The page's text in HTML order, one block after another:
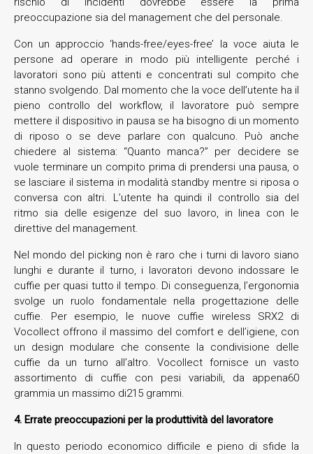
preoccupazione sia del management che del personale.
Con un approccio ‘hands-free/eyes-free’ la voce aiuta le
persone ad operare in modo più intelligente perché i
lavoratori sono più attenti e concentrati sul compito che
stanno svolgendo. Dal momento che la voce dell’utente ha il
pieno controllo del workflow, il lavoratore può sempre
mettere il dispositivo in pausa se ha bisogno di un momento
di riposo o se deve parlare con qualcuno. Può anche
chiedere al sistema: “Quanto manca?” per decidere se
vuole terminare un compito prima di prendersi una pausa, o
se lasciare il sistema in modalità standby mentre si riposa o
conversa con altri. L’utente ha quindi il controllo sia del
ritmo sia delle esigenze del suo lavoro, in linea con le
direttive del management.
Nel mondo del picking non è raro che i turni di lavoro siano
lunghi e durante il turno, i lavoratori devono indossare le
cuffie per quasi tutto il tempo. Di conseguenza, l’ergonomia
svolge un ruolo fondamentale nella progettazione delle
cuffie. Per esempio, le nuove cuffie wireless SRX2 di
Vocollect offrono il massimo del comfort e dell’igiene, con
un design modulare che consente la condivisione delle
cuffie da un turno all’altro. Vocollect fornisce un vasto
assortimento di cuffie con pesi variabili, da appena60
grammia un massimo di215 grammi.
4. Errate preoccupazioni per la produttività del lavoratore
In questo periodo economico difficile e pieno di sfide la